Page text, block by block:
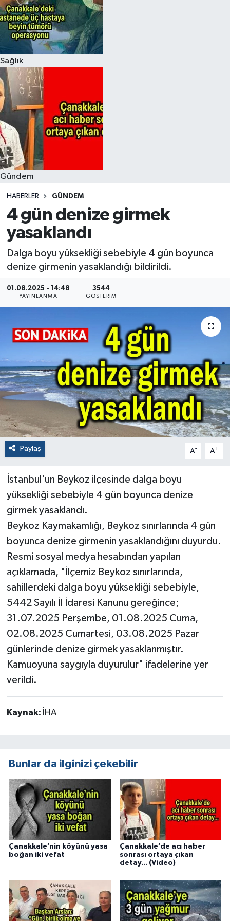
Sağlık
Gündem
HABERLER GÜNDEM
4 gün denize girmek
yasaklandı
Dalga boyu yüksekliği sebebiyle 4 gün boyunca
denize girmenin yasaklandığı bildirildi.
01.08.2025 - 14:48
YAYINLANMA
3544
GÖSTERIM
Paylaş A- A+
İstanbul'un Beykoz ilçesinde dalga boyu
yüksekliği sebebiyle 4 gün boyunca denize
girmek yasaklandı.
Beykoz Kaymakamlığı, Beykoz sınırlarında 4 gün
boyunca denize girmenin yasaklandığını duyurdu.
Resmi sosyal medya hesabından yapılan
açıklamada, "İlçemiz Beykoz sınırlarında,
sahillerdeki dalga boyu yüksekliği sebebiyle,
5442 Sayılı İl İdaresi Kanunu gereğince;
31.07.2025 Perşembe, 01.08.2025 Cuma,
02.08.2025 Cumartesi, 03.08.2025 Pazar
günlerinde denize girmek yasaklanmıştır.
Kamuoyuna saygıyla duyurulur" ifadelerine yer
verildi.
Kaynak: İHA
Bunlar da ilginizi çekebilir
Çanakkale’nin köyünü yasa
boğan iki vefat
Çanakkale’de acı haber
sonrası ortaya çıkan
detay... (Video)